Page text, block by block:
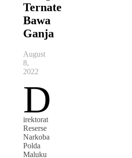
Ternate
Bawa
Ganja
August
8,
2022
D
irektorat
Reserse
Narkoba
Polda
Maluku